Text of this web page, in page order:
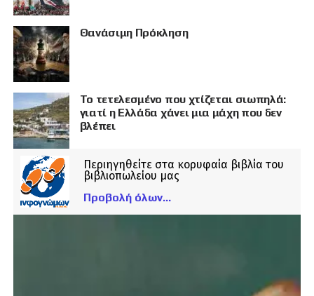
Θανάσιμη Πρόκληση
Το τετελεσμένο που χτίζεται σιωπηλά:
γιατί η Ελλάδα χάνει μια μάχη που δεν
βλέπει
Περιηγηθείτε στα κορυφαία βιβλία του
βιβλιοπωλείου μας
Προβολή όλων